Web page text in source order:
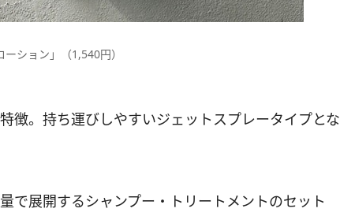
ション」（1,540円）
徴。持ち運びしやすいジェットスプレータイプとな
で展開するシャンプー・トリートメントのセット